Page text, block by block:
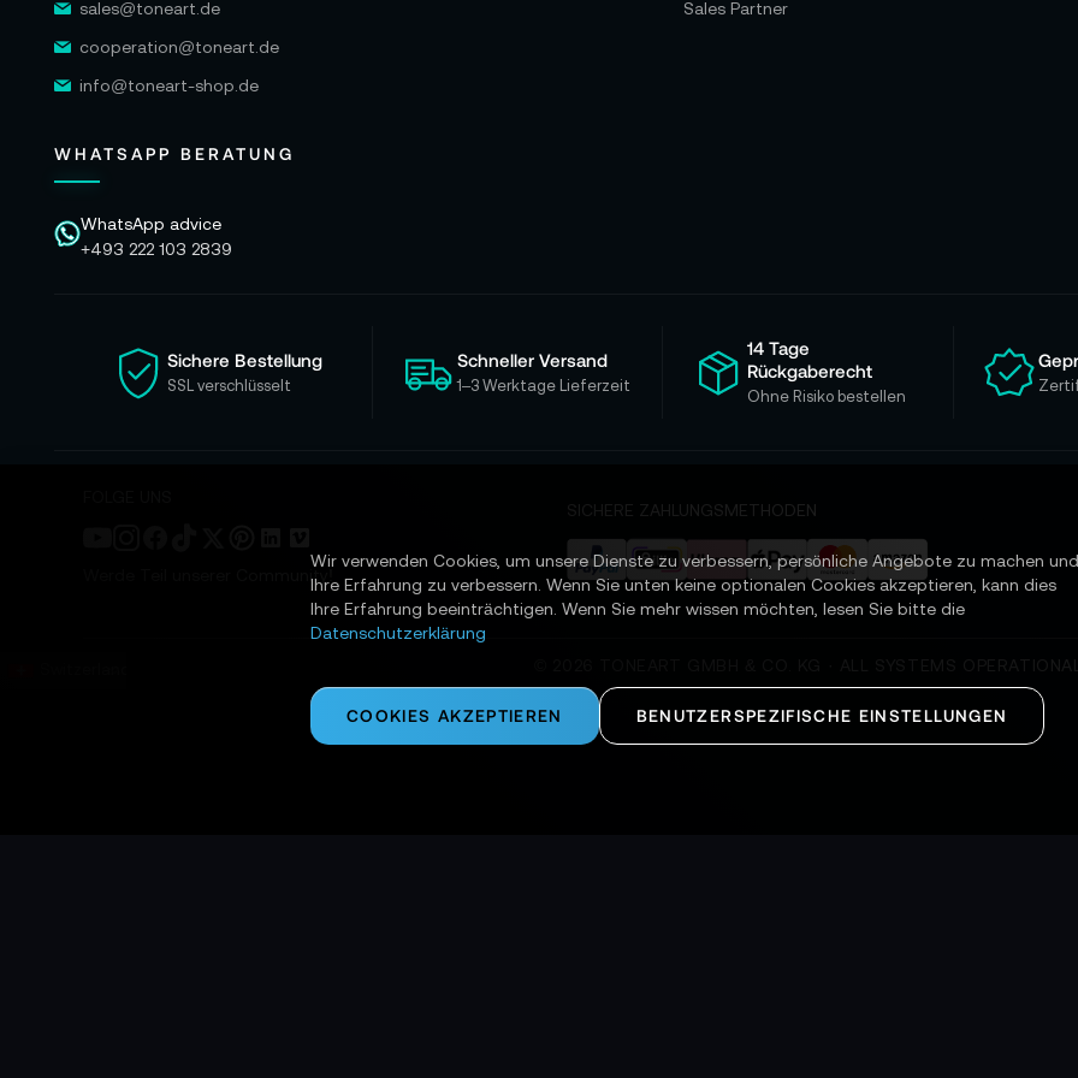
sales@toneart.de
cooperation@toneart.de
info@toneart-shop.de
WHATSAPP BERATUNG
WhatsApp advice
+493 222 103 2839
Sales Partner
Sichere Bestellung
SSL verschlüsselt
Schneller Versand
1–3 Werktage Lieferzeit
14 Tage
Rückgaberecht
Ohne Risiko bestellen
Werde Teil unserer Community!
SICHERE ZAHLUNGSMETHODEN
Wir verwenden Cookies, um unsere Dienste zu verbessern, persönliche Angebote zu machen und
Ihre Erfahrung zu verbessern. Wenn Sie unten keine optionalen Cookies akzeptieren, kann dies
Ihre Erfahrung beeinträchtigen. Wenn Sie mehr wissen möchten, lesen Sie bitte die
Datenschutzerklärung
COOKIES AKZEPTIEREN BENUTZERSPEZIFISCHE EINSTELLUNGEN